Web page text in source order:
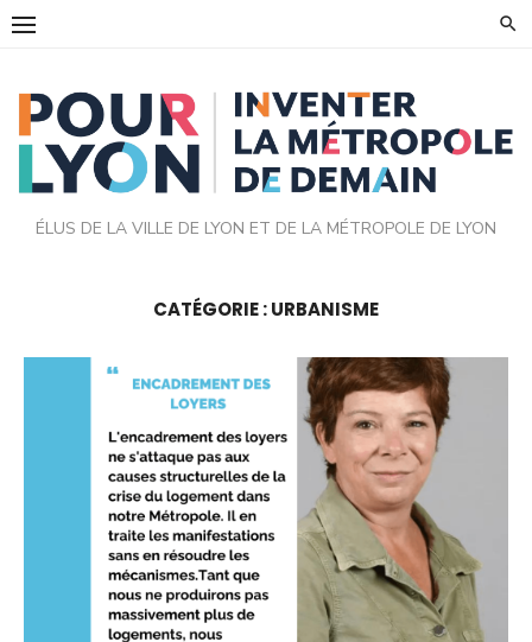
Skip
ÉLUS DE LA VILLE DE LYON ET DE LA MÉTROPOLE DE LYON
CATÉGORIE :URBANISME